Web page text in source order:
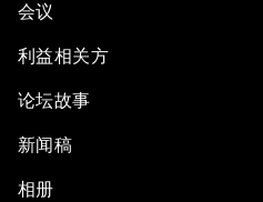
会议
利益相关方
论坛故事
新闻稿
相册